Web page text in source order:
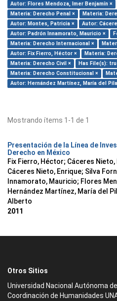
Autor: Flores Mendoza, Imer Benjamín ×
Materia: Derecho Penal ×
Materia:
Autor: Montes, Patricia ×
Autor:
Autor: Padrón Innamorato, Mauricio ×
Materia: Derecho Internacional ×
Autor: Fix Fierro, Héctor ×
Materia:
Materia: Derecho Civil ×
Has File(s):
Materia: Derecho Constitucional ×
Autor: Hernández Martínez, María del
Mostrando ítems 1-1 de 1
Presentación de la Línea de
Derecho en México
Fix Fierro, Héctor; Cáceres Nieto,
Cáceres Nieto, Enrique; Silva
Innamorato, Mauricio; Flores
Hernández Martínez, María del
Alberto
2011
Otros Sitios
Universidad Nacional Autónoma
Coordinación de Humanidades